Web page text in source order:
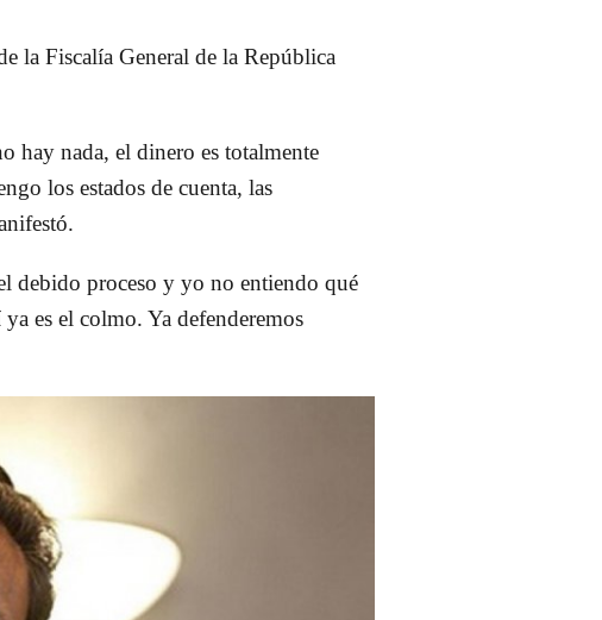
la Fiscalía General de la República
hay nada, el dinero es totalmente
los estados de cuenta, las
debido proceso y yo no entiendo qué
es el colmo. Ya defenderemos